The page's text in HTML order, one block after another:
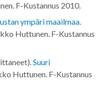
F-Kustannus 2010.
ympäri maailmaa.
Huttunen. F-Kustannus
Suuri
Huttunen. F-Kustannus